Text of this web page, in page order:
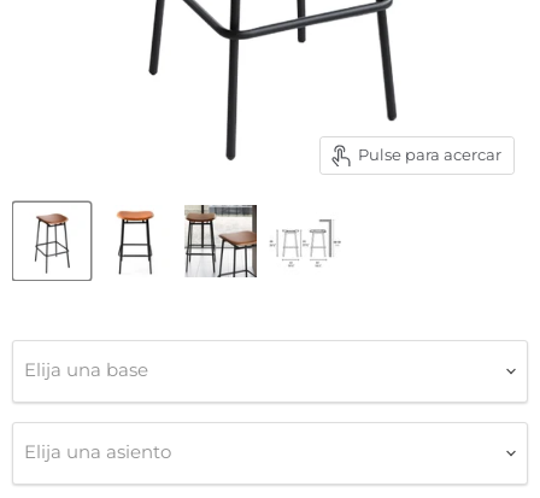
Pulse para acercar
Elija una base
Elija una asiento